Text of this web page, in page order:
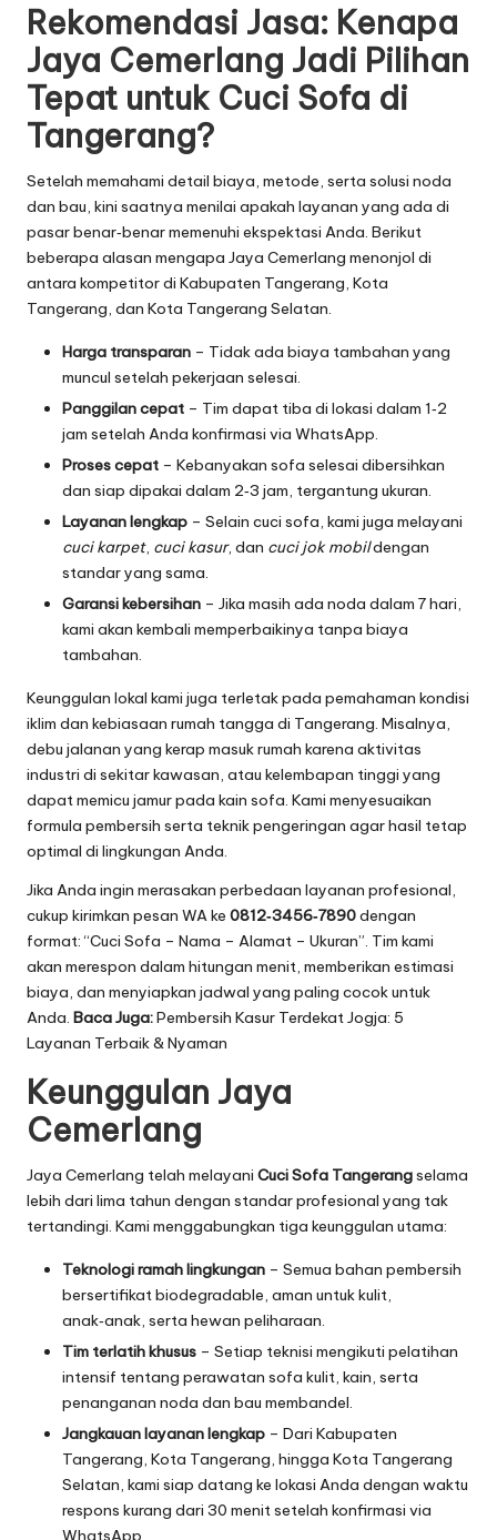
Rekomendasi Jasa: Kenapa
Jaya Cemerlang Jadi Pilihan
Tepat untuk Cuci Sofa di
Tangerang?
Setelah memahami detail biaya, metode, serta solusi noda
dan bau, kini saatnya menilai apakah layanan yang ada di
pasar benar‑benar memenuhi ekspektasi Anda. Berikut
beberapa alasan mengapa Jaya Cemerlang menonjol di
antara kompetitor di Kabupaten Tangerang, Kota
Tangerang, dan Kota Tangerang Selatan.
Harga transparan – Tidak ada biaya tambahan yang
muncul setelah pekerjaan selesai.
Panggilan cepat – Tim dapat tiba di lokasi dalam 1‑2
jam setelah Anda konfirmasi via WhatsApp.
Proses cepat – Kebanyakan sofa selesai dibersihkan
dan siap dipakai dalam 2‑3 jam, tergantung ukuran.
Layanan lengkap – Selain cuci sofa, kami juga melayani
cuci karpet, cuci kasur, dan cuci jok mobildengan
standar yang sama.
Garansi kebersihan – Jika masih ada noda dalam 7 hari,
kami akan kembali memperbaikinya tanpa biaya
tambahan.
Keunggulan lokal kami juga terletak pada pemahaman kondisi
iklim dan kebiasaan rumah tangga di Tangerang. Misalnya,
debu jalanan yang kerap masuk rumah karena aktivitas
industri di sekitar kawasan, atau kelembapan tinggi yang
dapat memicu jamur pada kain sofa. Kami menyesuaikan
formula pembersih serta teknik pengeringan agar hasil tetap
optimal di lingkungan Anda.
Jika Anda ingin merasakan perbedaan layanan profesional,
cukup kirimkan pesan WA ke 0812‑3456‑7890dengan
format: “Cuci Sofa – Nama – Alamat – Ukuran”. Tim kami
akan merespon dalam hitungan menit, memberikan estimasi
biaya, dan menyiapkan jadwal yang paling cocok untuk
Anda. Baca Juga:Pembersih Kasur Terdekat Jogja: 5
Layanan Terbaik & Nyaman
Keunggulan Jaya
Cemerlang
Jaya Cemerlang telah melayani Cuci Sofa Tangerangselama
lebih dari lima tahun dengan standar profesional yang tak
tertandingi. Kami menggabungkan tiga keunggulan utama:
Teknologi ramah lingkungan – Semua bahan pembersih
bersertifikat biodegradable, aman untuk kulit,
anak‑anak, serta hewan peliharaan.
Tim terlatih khusus – Setiap teknisi mengikuti pelatihan
intensif tentang perawatan sofa kulit, kain, serta
penanganan noda dan bau membandel.
Jangkauan layanan lengkap – Dari Kabupaten
Tangerang, Kota Tangerang, hingga Kota Tangerang
Selatan, kami siap datang ke lokasi Anda dengan waktu
respons kurang dari 30 menit setelah konfirmasi via